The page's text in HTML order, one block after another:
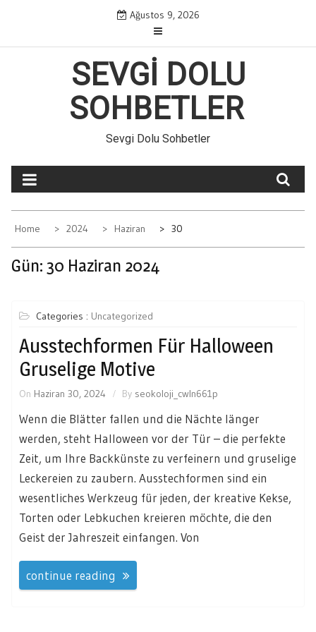
Ağustos 9, 2026
SEVGI DOLU
SOHBETLER
Sevgi Dolu Sohbetler
Home 2024 Haziran 30
Gün: 30 Haziran 2024
Categories : Uncategorized
Ausstechformen Für Halloween
Gruselige Motive
On Haziran 30, 2024 By seokoloji_cwln661p
Wenn die Blätter fallen und die Nächte länger
werden, steht Halloween vor der Tür – die perfekte
Zeit, um Ihre Backkünste zu verfeinern und gruselige
Leckereien zu zaubern. Ausstechformen sind ein
wesentliches Werkzeug für jeden, der kreative Kekse,
Torten oder Lebkuchen kreieren möchte, die den
Geist der Jahreszeit einfangen. Von
continue reading